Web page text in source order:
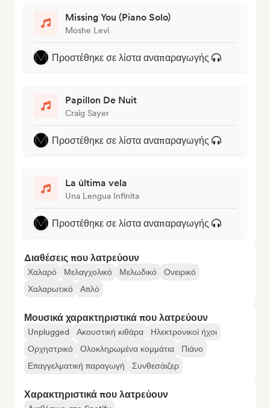
Missing You (Piano Solo)
Moshe Levi
Προστέθηκε σε λίστα αναπαραγωγής
Papillon De Nuit
Craig Sayer
Προστέθηκε σε λίστα αναπαραγωγής
La última vela
Una Lengua Infinita
Προστέθηκε σε λίστα αναπαραγωγής
Διαθέσεις που λατρεύουν
Χαλαρό Μελαγχολικό Μελωδικό
Ονειρικό
Χαλαρωτικό
Απλό
Μουσικά χαρακτηριστικά που λατρεύουν
Unplugged Ακουστική κιθάρα
Ηλεκτρονικοί ήχοι
Ορχηστρικό
Ολοκληρωμένα κομμάτια
Πιάνο
Επαγγελματική παραγωγή
Συνθεσάιζερ
Χαρακτηριστικά που λατρεύουν